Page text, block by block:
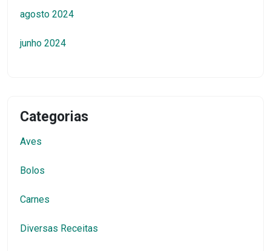
agosto 2024
junho 2024
Categorias
Aves
Bolos
Carnes
Diversas Receitas